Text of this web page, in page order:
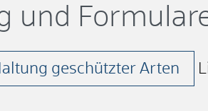
und
geschützter Arten